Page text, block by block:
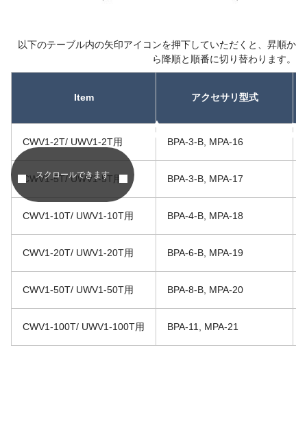
以下のテーブル内の矢印アイコンを押下していただくと、昇順か
ら降順と順番に切り替わります。
スクロールできます
Item アクセサリ型式
CWV1-2T/ UWV1-2T用 BPA-3-B, MPA-16
CWV1-5T/ UWV1-5T用 BPA-3-B, MPA-17
CWV1-10T/ UWV1-10T用 BPA-4-B, MPA-18
CWV1-20T/ UWV1-20T用 BPA-6-B, MPA-19
CWV1-50T/ UWV1-50T用 BPA-8-B, MPA-20
CWV1-100T/ UWV1-100T用 BPA-11, MPA-21